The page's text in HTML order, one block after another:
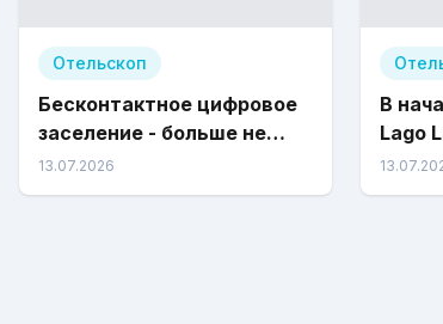
Отельскоп
Бесконтактное цифровое
заселение - больше не
модный тренд, а
законодательное
13.07.2026
В
Lago